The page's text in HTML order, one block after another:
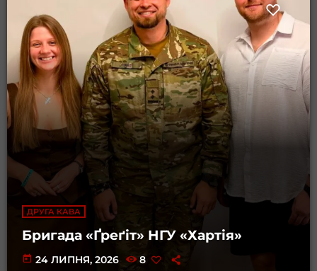
ДРУГА КАВА
Бригада «Ґреґіт» НГУ «Хартія»
today 24 ЛИПНЯ, 2026 8